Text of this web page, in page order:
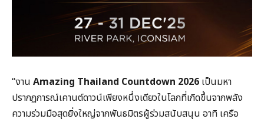
“งาน Amazing Thailand Countdown 2026 เป็นมหา
ปรากฏการณ์เคานต์ดาวน์เพียงหนึ่งเดียวในโลกที่เกิดขึ้นจากพลัง
ความร่วมมือสุดยิ่งใหญ่จากพันธมิตรผู้ร่วมสนับสนุน อาทิ เครือ